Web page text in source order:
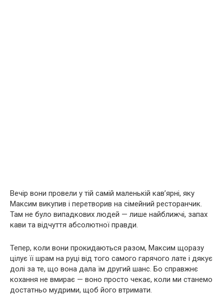
Вечір вони провели у тій самій маленькій кав’ярні, яку
Максим викупив і перетворив на сімейний ресторанчик.
Там не було випадкових людей — лише найближчі, запах
кави та відчуття абсолютної правди.
Тепер, коли вони прокидаються разом, Максим щоразу
цілує її шрам на руці від того самого гарячого лате і дякує
долі за те, що вона дала їм другий шанс. Бо справжнє
кохання не вмирає — воно просто чекає, коли ми станемо
достатньо мудрими, щоб його втримати.